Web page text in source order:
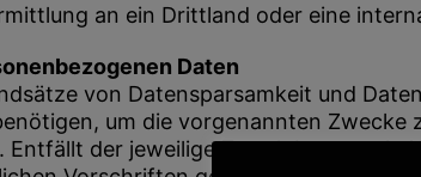
an ein Drittland oder eine
Daten
von Datensparsamkeit und
um die vorgenannten
der jeweilige Zweck bzw. nach